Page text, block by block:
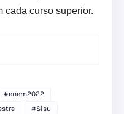
cada curso superior.
#enem2022
#Sisu